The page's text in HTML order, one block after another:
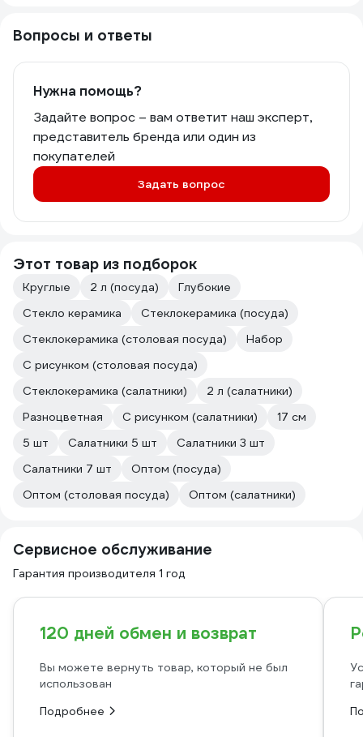
Вопросы и ответы
Нужна помощь?
Задайте вопрос – вам ответит наш эксперт,
представитель бренда или один из
покупателей
Задать вопрос
Этот товар из подборок
Круглые 2 л (посуда)
Глубокие
Стекло керамика
Стеклокерамика (посуда)
Стеклокерамика (столовая посуда)
Набор
С рисунком (столовая посуда)
Стеклокерамика (салатники)
2 л (салатники)
Разноцветная
С рисунком (салатники)
17 см
5 шт
Салатники 5 шт
Салатники 3 шт
Салатники 7 шт
Оптом (посуда)
Оптом (столовая посуда)
Оптом (салатники)
Сервисное обслуживание
Гарантия производителя 1 год
120 дней обмен и возврат
Вы можете вернуть товар, который не был
использован
Подробнее